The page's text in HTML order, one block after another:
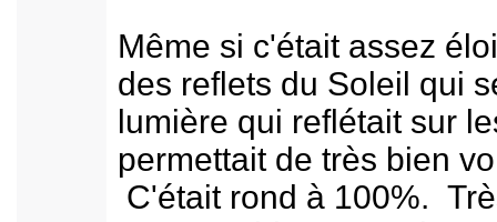
Même si c'était assez
des reflets du Soleil qui
lumière qui reflétait sur
permettait de très bien
C'était rond à 100%.